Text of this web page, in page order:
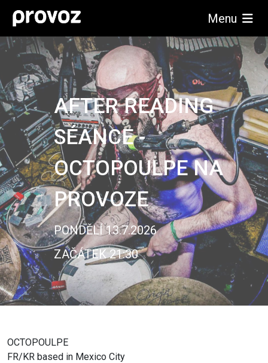
Menu
AFTER READING
SÉANCE -
OCTOPOULPE NA
PROVOZE
PONDĚLÍ 13.7.2026
ZAČÁTEK 21:30
OCTOPOULPE
FR/KR based in Mexico City